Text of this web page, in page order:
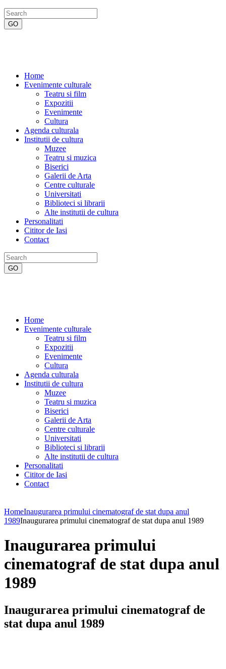
Home
Evenimente culturale
Teatru si film
Expozitii
Evenimente
Cultura
Agenda culturala
Institutii de cultura
Muzee
Teatru si muzica
Biserici
Galerii de Arta
Centre culturale
Universitati
Biblioteci si librarii
Alte institutii de cultura
Personalitati
Cititor de Iasi
Contact
Home
Evenimente culturale
Teatru si film
Expozitii
Evenimente
Cultura
Agenda culturala
Institutii de cultura
Muzee
Teatru si muzica
Biserici
Galerii de Arta
Centre culturale
Universitati
Biblioteci si librarii
Alte institutii de cultura
Personalitati
Cititor de Iasi
Contact
HomeInaugurarea primului cinematograf de stat dupa anul
1989Inaugurarea primului cinematograf de stat dupa anul 1989
Inaugurarea primului
cinematograf de stat dupa anul
1989
Inaugurarea primului cinematograf de
stat dupa anul 1989